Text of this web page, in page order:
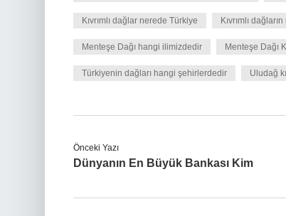
Kıvrımlı dağlar nerede Türkiye Kıvrımlı
Menteşe Dağı hangi ilimizdedir Menteşe Dağı
Türkiyenin dağları hangi şehirlerdedir Uludağ
Önceki Yazı
Dünyanın En Büyük Bankası Kim